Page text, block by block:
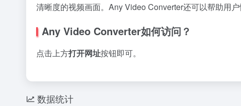
清晰度的视频画面。Any Video Converter还可以帮助用
Any Video Converter如何访问？
点击上方打开网址按钮即可。
数据统计